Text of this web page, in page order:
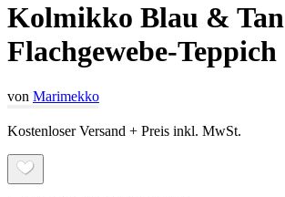
Kolmikko Blau & Tan
Flachgewebe-Teppich
von Marimekko
Kostenloser Versand + Preis inkl. MwSt.